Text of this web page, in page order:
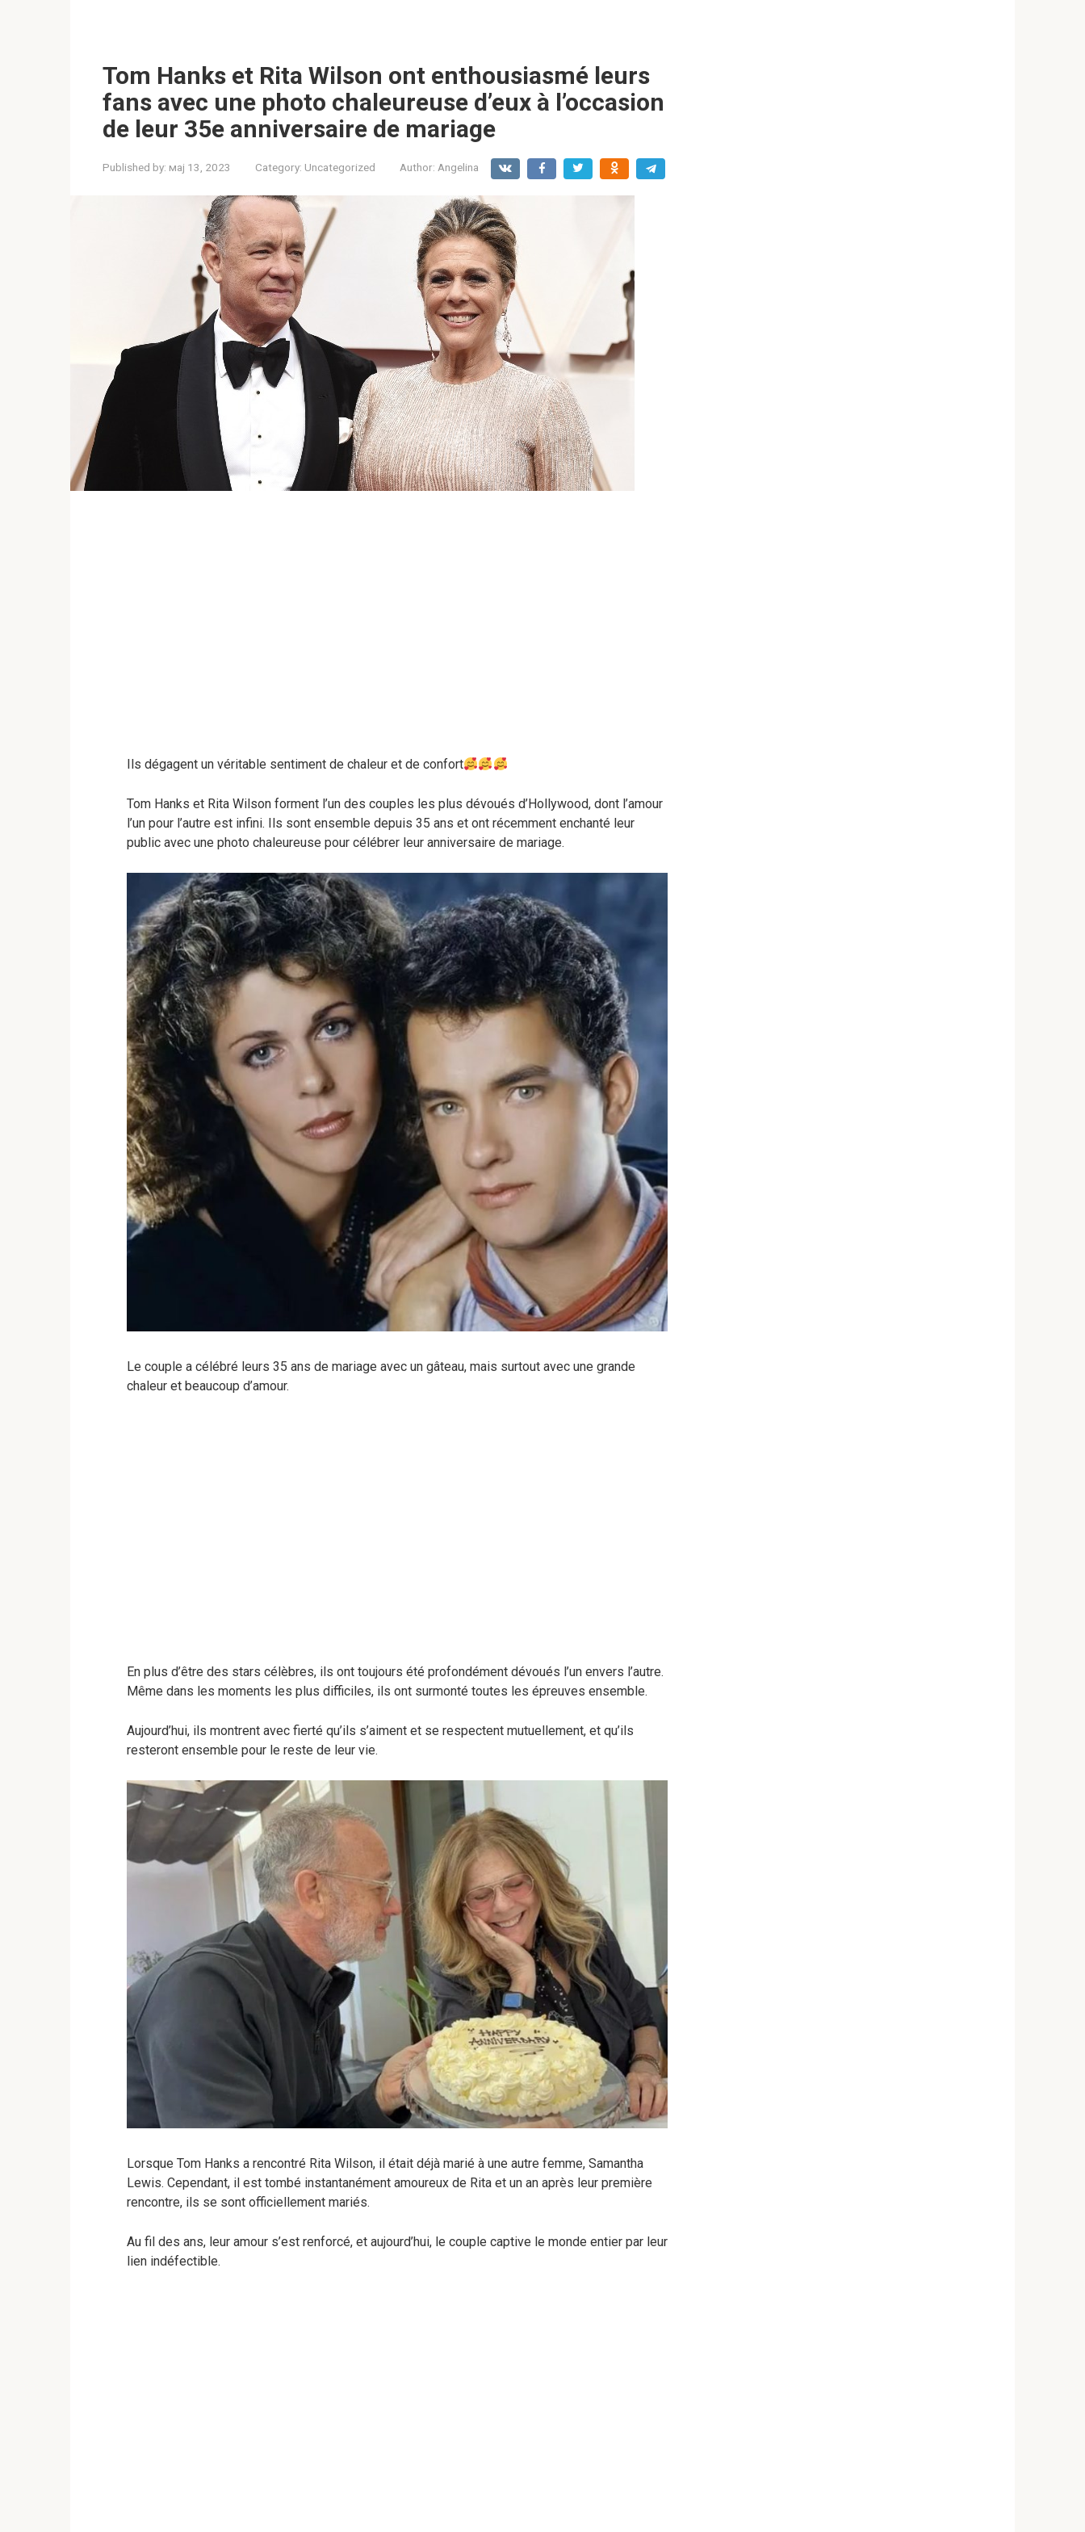
Tom Hanks et Rita Wilson ont enthousiasmé leurs
fans avec une photo chaleureuse d’eux à l’occasion
de leur 35e anniversaire de mariage
Published by: мај 13, 2023 Category: Uncategorized Author: Angelina
Ils dégagent un véritable sentiment de chaleur et de confort
Tom Hanks et Rita Wilson forment l’un des couples les plus dévoués d’Hollywood, dont l’amour
l’un pour l’autre est infini. Ils sont ensemble depuis 35 ans et ont récemment enchanté leur
public avec une photo chaleureuse pour célébrer leur anniversaire de mariage.
Le couple a célébré leurs 35 ans de mariage avec un gâteau, mais surtout avec une grande
chaleur et beaucoup d’amour.
En plus d’être des stars célèbres, ils ont toujours été profondément dévoués l’un envers l’autre.
Même dans les moments les plus difficiles, ils ont surmonté toutes les épreuves ensemble.
Aujourd’hui, ils montrent avec fierté qu’ils s’aiment et se respectent mutuellement, et qu’ils
resteront ensemble pour le reste de leur vie.
Lorsque Tom Hanks a rencontré Rita Wilson, il était déjà marié à une autre femme, Samantha
Lewis. Cependant, il est tombé instantanément amoureux de Rita et un an après leur première
rencontre, ils se sont officiellement mariés.
Au fil des ans, leur amour s’est renforcé, et aujourd’hui, le couple captive le monde entier par leur
lien indéfectible.